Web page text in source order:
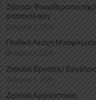
Ζητείται
απασχόληση
August 3, 2026
Παιδική Λέσχη
August 3, 2026
Ζητείται Εργάτης/
August 3, 2026
Ζητείται Αρχιτέκτονας